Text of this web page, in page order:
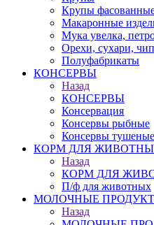
Крупы
Макаронные
Мука увелка,
Орехи, сухари,
Полуфабрикаты
КОНСЕРВЫ
Назад
КОНСЕРВЫ
Консервация
Консервы рыбные
Консервы тушеные
КОРМ ДЛЯ
Назад
КОРМ ДЛЯ
П/ф для животных
МОЛОЧНЫЕ
Назад